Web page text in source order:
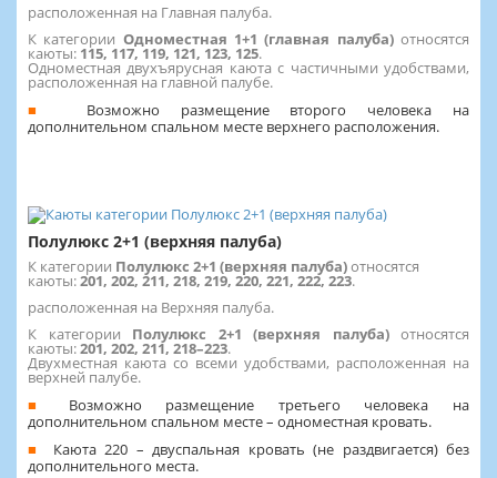
расположенная на Главная палуба.
К категории Одноместная 1+1 (главная палуба)относятся
каюты: 115, 117, 119, 121, 123, 125.
Одноместная двухъярусная каюта с частичными удобствами,
расположенная на главной палубе.
Возможно размещение второго человека на
дополнительном спальном месте верхнего расположения.
Полулюкс 2+1 (верхняя палуба)
К категории Полулюкс 2+1 (верхняя палуба)относятся
каюты:201, 202, 211, 218, 219, 220, 221, 222, 223.
расположенная на Верхняя палуба.
К категории Полулюкс 2+1 (верхняя палуба)относятся
каюты:201, 202, 211, 218–223.
Двухместная каюта со всеми удобствами, расположенная на
верхней палубе.
Возможно размещение третьего человека на
дополнительном спальном месте – одноместная кровать.
Каюта 220 – двуспальная кровать (не раздвигается) без
дополнительного места.